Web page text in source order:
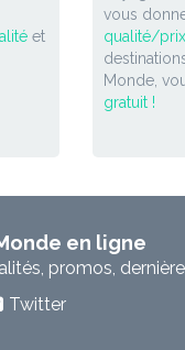
et
vous
qualité/prix
Monde,
gratuit !
en ligne
promos,
Twitter